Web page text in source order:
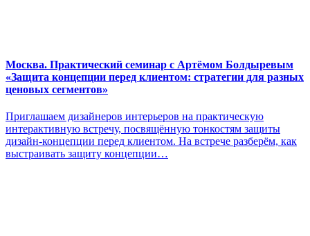
Москва. Практический семинар с Артёмом Болдыревым
«Защита концепции перед клиентом: стратегии для разных
ценовых сегментов»
Приглашаем дизайнеров интерьеров на практическую
интерактивную встречу, посвящённую тонкостям защиты
дизайн‑концепции перед клиентом. На встрече разберём, как
выстраивать защиту концепции…